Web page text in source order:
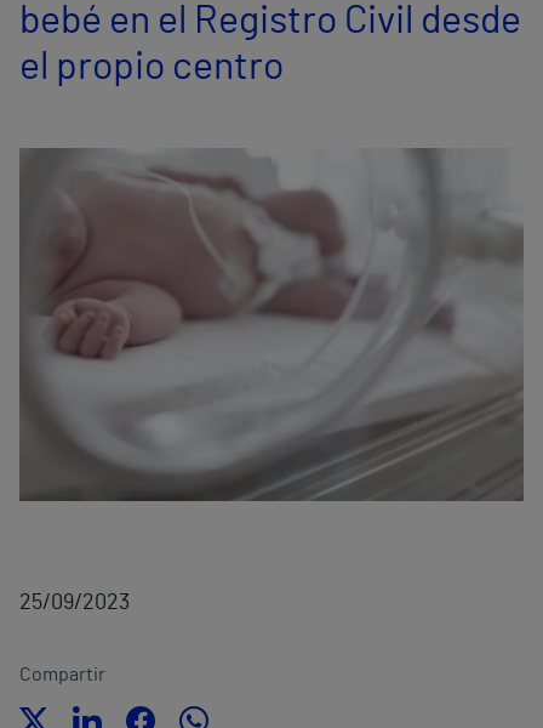
Comunicación
bebé en el Registro Civil desde
el propio centro
25/09/2023
Compartir